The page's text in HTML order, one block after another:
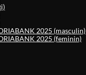
2025 (masculin)
2025 (feminin)